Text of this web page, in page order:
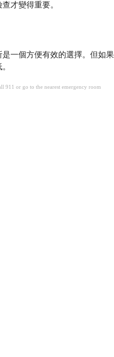
才變得重要。
一個方便有效的選擇。但如果
911 or go to the nearest emergency room